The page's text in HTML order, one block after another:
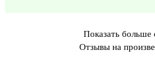
Показать больше
Отзывы на